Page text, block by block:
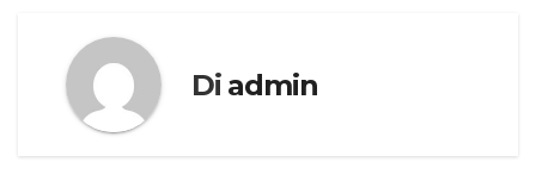
Di admin